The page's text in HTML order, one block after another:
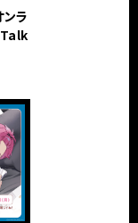
ンラ